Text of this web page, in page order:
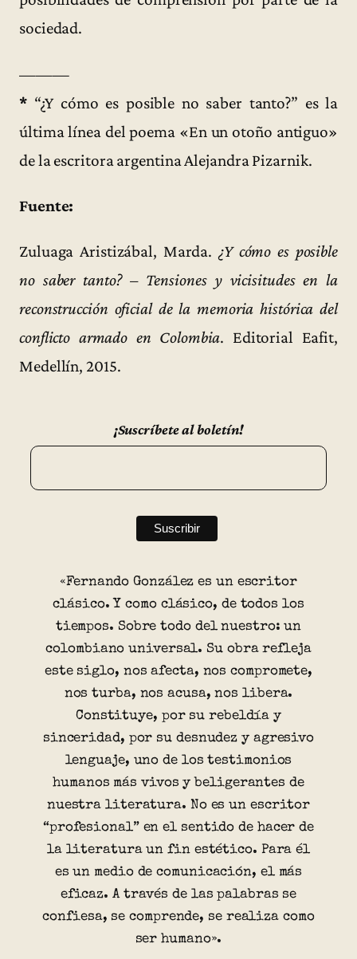
sociedad.
———
*“¿Y cómo es posible no saber tanto?” es la
última línea del poema «En un otoño antiguo»
de la escritora argentina Alejandra Pizarnik.
Fuente:
Zuluaga Aristizábal, Marda. ¿Y cómo es posible
no saber tanto? – Tensiones y vicisitudes en la
reconstrucción oficial de la memoria histórica del
conflicto armado en Colombia. Editorial Eafit,
Medellín, 2015.
¡Suscríbete al boletín!
«Fernando González es un escritor
clásico. Y como clásico, de todos los
tiempos. Sobre todo del nuestro: un
colombiano universal. Su obra refleja
este siglo, nos afecta, nos compromete,
nos turba, nos acusa, nos libera.
Constituye, por su rebeldía y
sinceridad, por su desnudez y agresivo
lenguaje, uno de los testimonios
humanos más vivos y beligerantes de
nuestra literatura. No es un escritor
“profesional” en el sentido de hacer de
la literatura un fin estético. Para él
es un medio de comunicación, el más
eficaz. A través de las palabras se
confiesa, se comprende, se realiza como
ser humano».